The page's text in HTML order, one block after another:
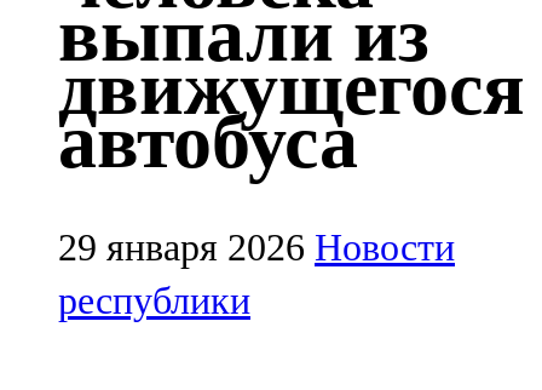
106,1 FM
Кама тамагы
71,51 FM
Кукмара
107,9 FM
Лениногорский
102,1 FM
выпали из
движущегося
автобуса
29 января 2026 Новости
республики